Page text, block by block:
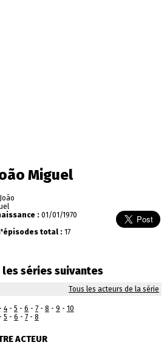
Miguel
João
: 01/01/1970
total : 17
les séries suivantes
Tous les acteurs de la série
- 4- 5 - 6 - 7- 8 - 9 - 10
5 - 6 - 7- 8
ACTEUR